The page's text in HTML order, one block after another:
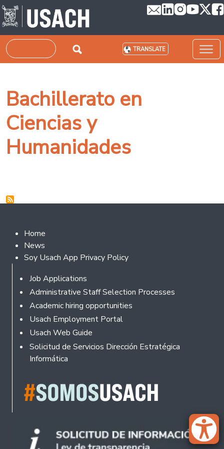
Skip to main content
Search TRANSLATE
Bachillerato en
Ciencias y
Humanidades
Footer 2
Home
News
Soy Usach App Privacy Policy
Footer
Job Applications
Administrative Staff Selection Processes
Academic hiring opportunities
Usach Employment Portal
Usach Web Guide
Solicitud de Servicios Dirección Estratégica
Informática